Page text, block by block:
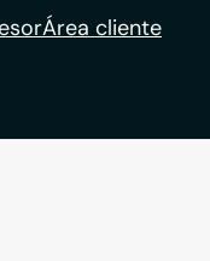
Área cliente